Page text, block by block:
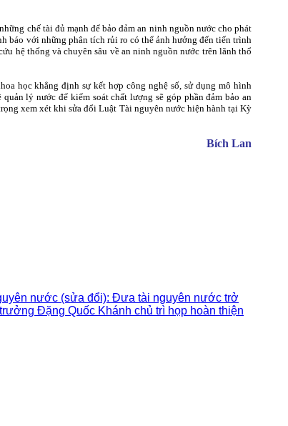
chế tài đủ mạnh để bảo đảm an ninh nguồn nước cho phát
báo với những phân tích rủi ro có thể ảnh hưởng đến tiến trình
hệ thống và chuyên sâu về an ninh nguồn nước trên lãnh thổ
học khẳng định sự kết hợp công nghệ số, sử dụng mô hình
lý nước để kiểm soát chất lượng sẽ góp phần đảm bảo an
xem xét khi sửa đổi Luật Tài nguyên nước hiện hành tại Kỳ
Bích Lan
nước (sửa đổi): Đưa tài nguyên nước trở
Đặng Quốc Khánh chủ trì họp hoàn thiện